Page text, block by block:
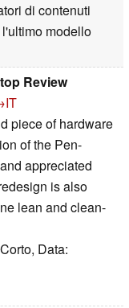
di contenuti
modello
Review
piece of hardware
of the Pen-
appreciated
is also
lean and clean-
Data: